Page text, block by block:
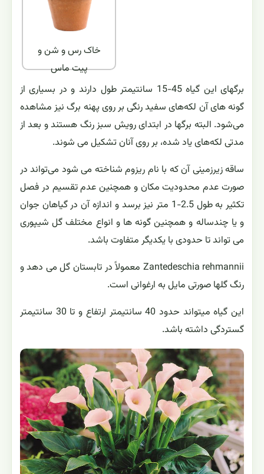
خاک رس و شن و
پیت ماس
برگهای این گیاه 45-15 سانتیمتر طول دارند و در بسیاری از
گونه های آن لکه‌های سفید رنگی بر روی پهنه برگ نیز مشاهده
می‌شود. البته برگها در ابتدای رویش سبز رنگ هستند و بعد از
مدتی لکه‌های یاد شده، بر روی آنان تشکیل می شوند.
ساقه زیرزمینی آن که با نام ریزوم شناخته می شود می‌تواند در
صورت عدم محدودیت مکان و همچنین عدم تقسیم در فصل
تکثیر به طول 2.5-1 متر نیز برسد و اندازه آن در گیاهان جوان
و یا چندساله و همچنین گونه ها و انواع مختلف گل شیپوری
می تواند تا حدودی با یکدیگر متفاوت باشد.
Zantedeschia rehmannii معمولاً در تابستان گل می دهد و
رنگ گلها صورتی مایل به ارغوانی است.
این گیاه میتواند حدود 40 سانتیمتر ارتفاع و تا 30 سانتیمتر
گستردگی داشته باشد.